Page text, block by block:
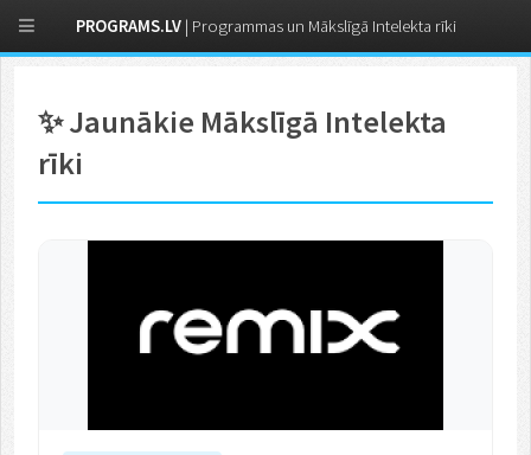
✨ Jaunākie Mākslīgā Intelekta
rīki
PROGRAMS.LV | Programmas un Mākslīgā Intelekta rīki